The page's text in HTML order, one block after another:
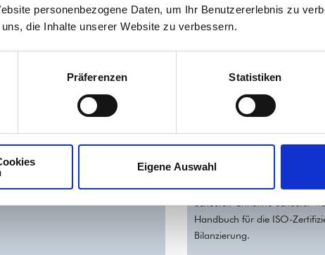
personenbezogene Daten, um Ihr Benutzererlebnis zu
die Inhalte unserer Website zu verbessern.
Präferenzen Statistiken
Eigene Auswahl
Ende“ betitelte esDer Spiegel
sehen – und wie können wir
Kumpf berichtet vom
27.01.2022Studium
Live-Talk von
27.10.2021GWÖ-Auftakt-
Schuster. Christine Schuster
Handbuch für die ISO-
Bilanzierung.